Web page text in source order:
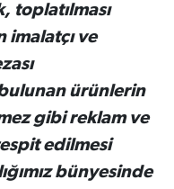
toplatılması
imalatçı ve
ürünlerin
gibi reklam ve
edilmesi
bünyesinde